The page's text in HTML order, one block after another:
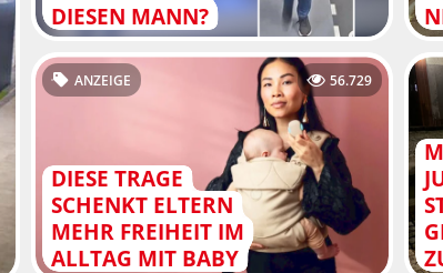
DIESEN MANN?
DIESE TRAGE
SCHENKT ELTERN
MEHR FREIHEIT IM
ALLTAG MIT BABY
ANZEIGE 56.729